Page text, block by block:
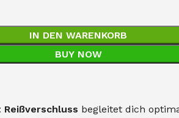
IN DEN WARENKORB
BUY NOW
Reißverschluss begleitet dich